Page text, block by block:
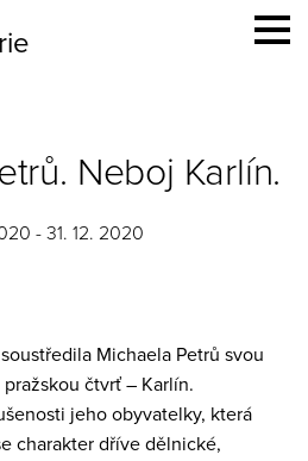
Neboj Karlín.
- 31. 12. 2020
Michaela Petrů svou
čtvrť – Karlín.
jeho obyvatelky, která
charakter dříve dělnické,